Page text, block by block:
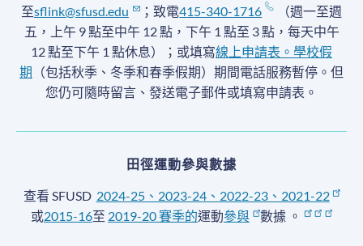
至sflink@sfusd.edu ；致電415-340-1716
（週一至週
五，上午 9 點至中午 12 點，下午 1 點至 3 點，每天中午
12 點至下午 1 點休息）；或填寫線上申請表。 學校假
期 （包括秋季、冬季和春季假期）期間電話服務暫停 。但
您仍可隨時留言、發送電子郵件或填寫申請表。
田徑運動參與數據
查看 SFUSD 2024-25、2023-24、2022-23、2021-22
或2015-16至 2019-20 賽季的運動參與 數據 。